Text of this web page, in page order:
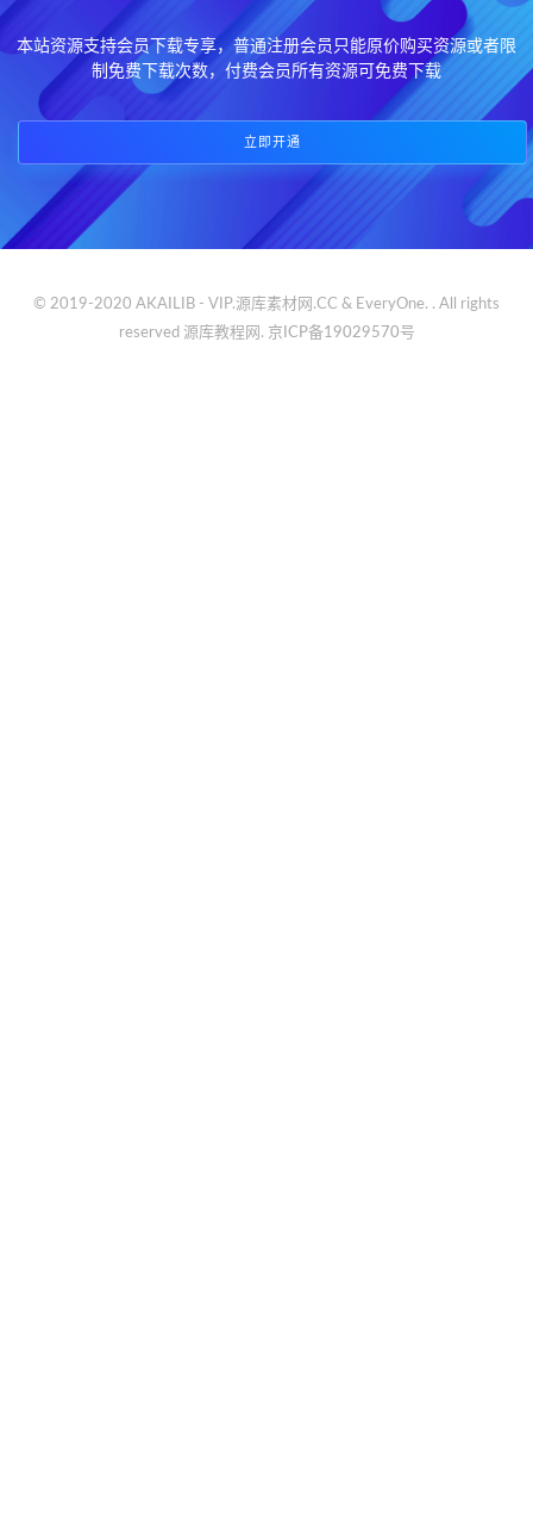
本站资源支持会员下载专享，普通注册会员只能原价购买资源或者限
制免费下载次数，付费会员所有资源可免费下载
立即开通
© 2019-2020 AKAILIB - VIP.源库素材网.CC & EveryOne. . All rights
reserved 源库教程网. 京ICP备19029570号